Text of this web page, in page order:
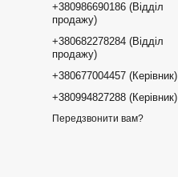
+380986690186 (Відділ
продажу)
+380682278284 (Відділ
продажу)
+380677004457 (Керівник)
+380994827288 (Керівник)
Передзвонити вам?